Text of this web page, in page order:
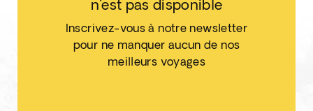
n'est pas disponible
Inscrivez-vous à notre newsletter
pour ne manquer aucun de nos
meilleurs voyages